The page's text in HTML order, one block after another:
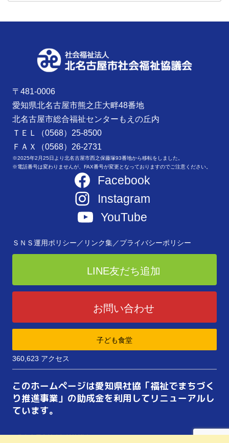
〒481-0006
愛知県北名古屋市熊之庄大畔48番地
北名古屋市総合福祉センターもえの丘内
ＴＥＬ（0568）25-8500
ＦＡＸ（0568）26-2731
※2025年2月25日より北名古屋市西之保藤塚93番地から移転をしました。
※電話番号は変わりませんが、FAX番号が変更となっておりますのでご注意ください。
Facebook
Instagram
YouTube
ＳＮＳ運用ポリシー／ リンク集／プライバシーポリシー
LINE友だち追加
お問い合わせ
子ども食堂
360,623 アクセス
このホームページは愛知県社協「福祉でまちづく
り推進事業」の助成金を利用してリニューアルし
ています。
©北名古屋市社会福祉協議会ALL RIGHTS RESERVED.